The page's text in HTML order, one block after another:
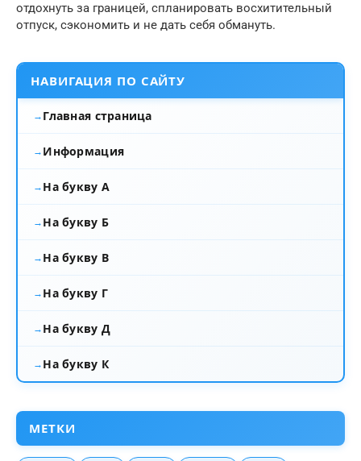
отдохнуть за границей, спланировать восхитительный
отпуск, сэкономить и не дать себя обмануть.
НАВИГАЦИЯ ПО САЙТУ
Главная страница
Информация
На букву А
На букву Б
На букву В
На букву Г
На букву Д
На букву К
МЕТКИ